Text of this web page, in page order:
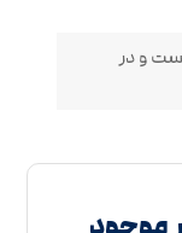
و در